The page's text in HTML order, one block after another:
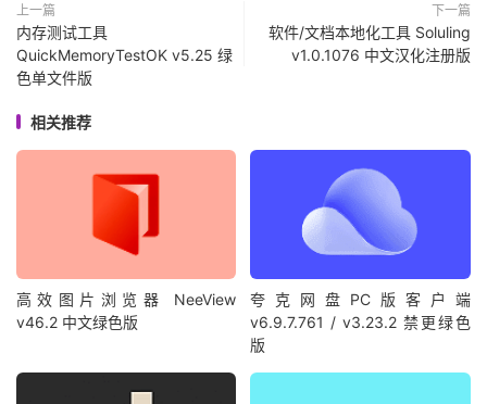
上一篇
内存测试工具
QuickMemoryTestOK v5.25 绿
色单文件版
下一篇
软件/文档本地化工具 Soluling
v1.0.1076 中文汉化注册版
相关推荐
高效图片浏览器 NeeView
v46.2 中文绿色版
夸克网盘PC版客户端
v6.9.7.761 / v3.23.2 禁更绿色
版